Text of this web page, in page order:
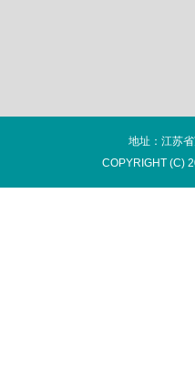
地址：江苏
COPYRIGHT (C)